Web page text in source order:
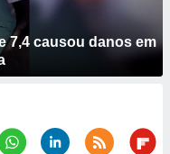
7,4 causou danos em